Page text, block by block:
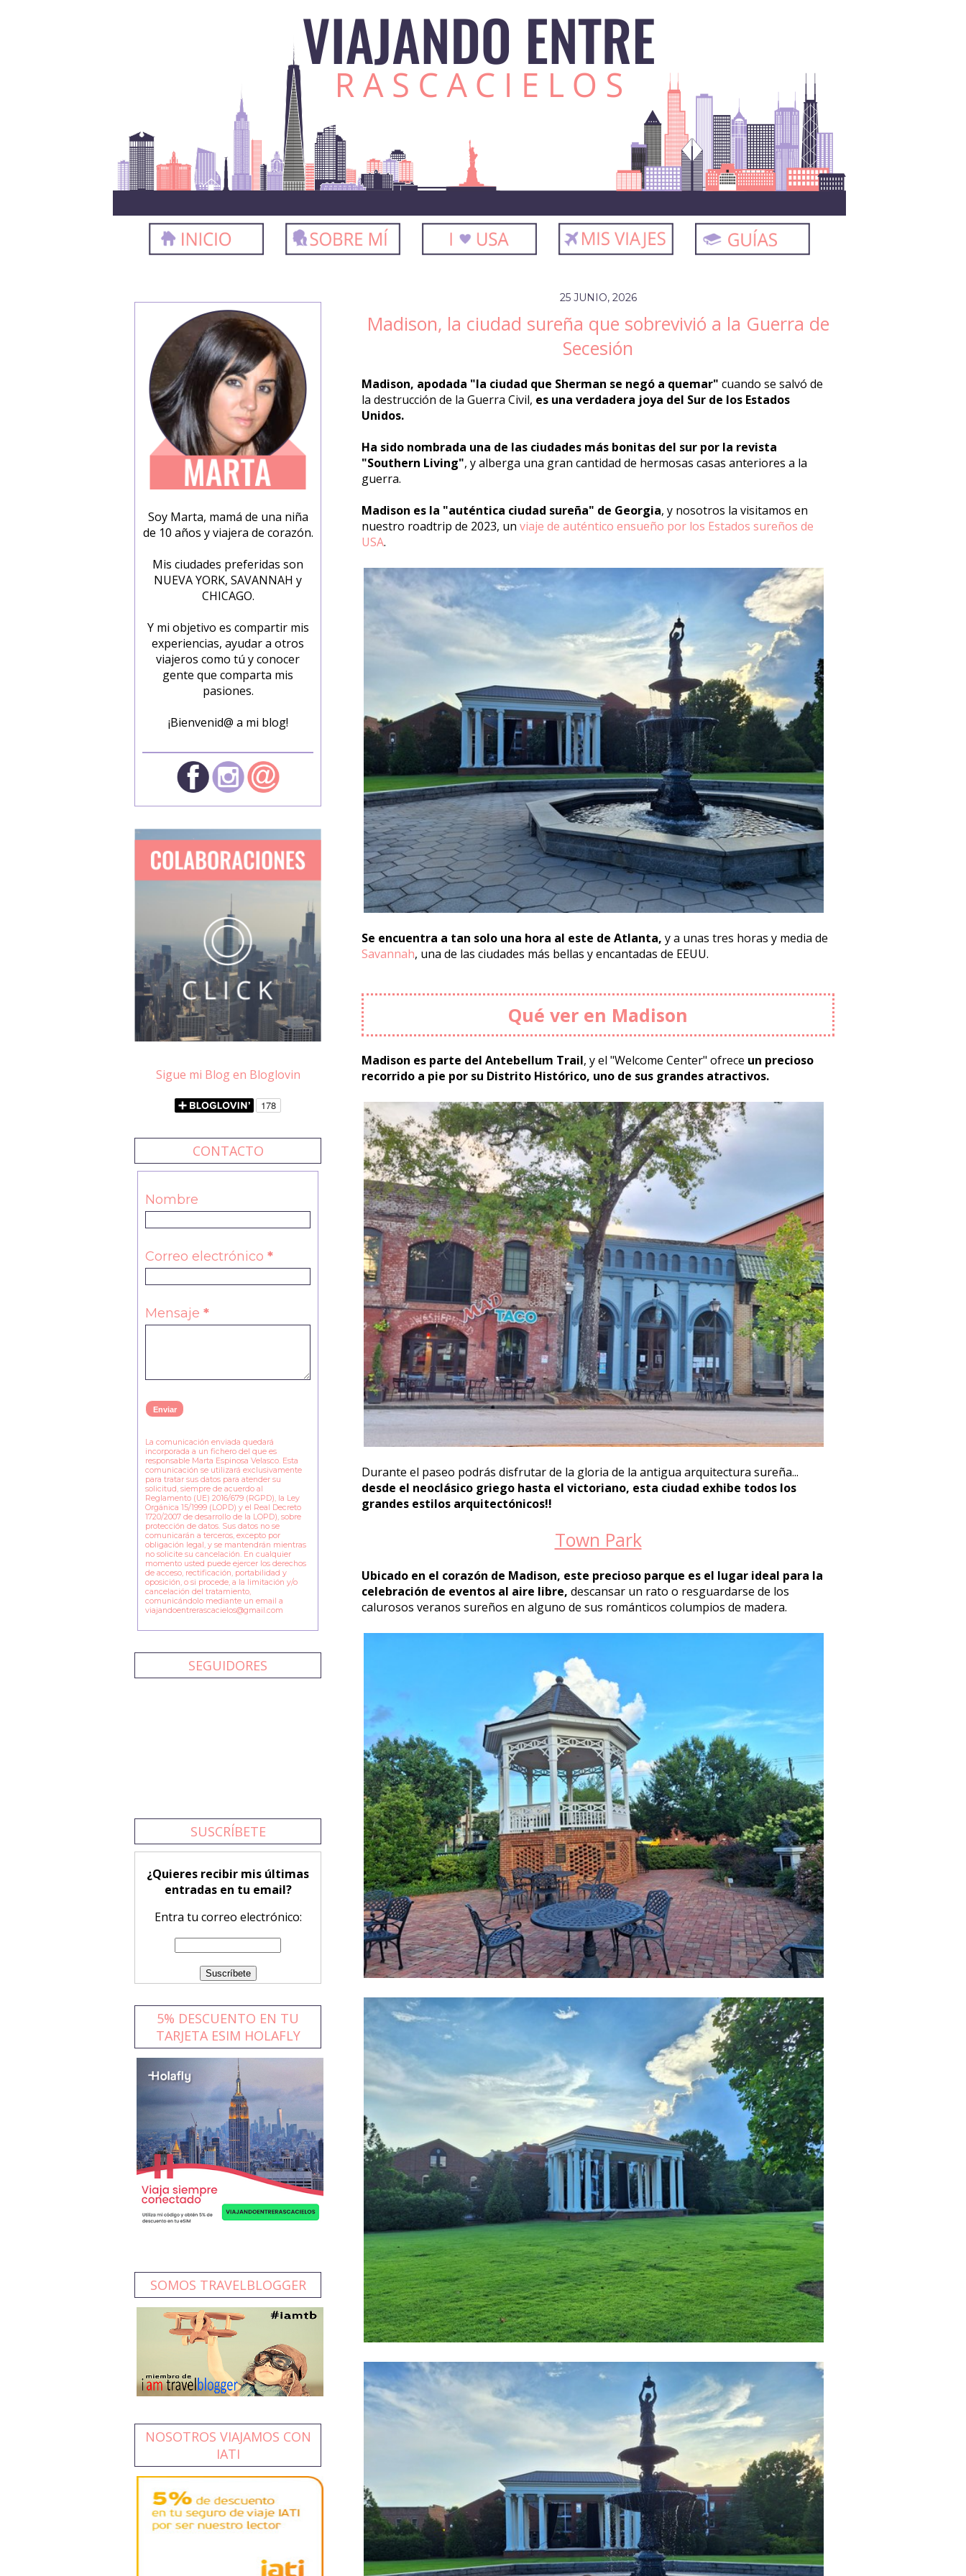
25 JUNIO, 2026
Madison, la ciudad sureña que sobrevivió a la Guerra de
Secesión
Madison, apodada "la ciudad que Sherman se negó a quemar" cuando se salvó de
la destrucción de la Guerra Civil, es una verdadera joya del Sur de los Estados
Unidos.
Ha sido nombrada una de las ciudades más bonitas del sur por la revista
"Southern Living", y alberga una gran cantidad de hermosas casas anteriores a la
guerra.
Madison es la "auténtica ciudad sureña" de Georgia, y nosotros la visitamos en
nuestro roadtrip de 2023, un viaje de auténtico ensueño por los Estados sureños de
USA.
Se encuentra a tan solo una hora al este de Atlanta, y a unas tres horas y media de
Savannah, una de las ciudades más bellas y encantadas de EEUU.
Qué ver en Madison
Madison es parte del Antebellum Trail, y el "Welcome Center" ofrece un precioso
recorrido a pie por su Distrito Histórico, uno de sus grandes atractivos.
Durante el paseo podrás disfrutar de la gloria de la antigua arquitectura sureña...
desde el neoclásico griego hasta el victoriano, esta ciudad exhibe todos los
grandes estilos arquitectónicos!!
Town Park
Ubicado en el corazón de Madison, este precioso parque es el lugar ideal para la
celebración de eventos al aire libre, descansar un rato o resguardarse de los
calurosos veranos sureños en alguno de sus románticos columpios de madera.
Soy Marta, mamá de una niña
de 10 años y viajera de corazón.
Mis ciudades preferidas son
NUEVA YORK, SAVANNAH y
CHICAGO.
Y mi objetivo es compartir mis
experiencias, ayudar a otros
viajeros como tú y conocer
gente que comparta mis
pasiones.
¡Bienvenid@ a mi blog!
Sigue mi Blog en Bloglovin
CONTACTO
Nombre
Correo electrónico *
Mensaje *
La comunicación enviada quedará
incorporada a un fichero del que es
responsable Marta Espinosa Velasco. Esta
comunicación se utilizará exclusivamente
para tratar sus datos para atender su
solicitud, siempre de acuerdo al
Reglamento (UE) 2016/679 (RGPD), la Ley
Orgánica 15/1999 (LOPD) y el Real Decreto
1720/2007 de desarrollo de la LOPD), sobre
protección de datos. Sus datos no se
comunicarán a terceros, excepto por
obligación legal, y se mantendrán mientras
no solicite su cancelación. En cualquier
momento usted puede ejercer los derechos
de acceso, rectificación, portabilidad y
oposición, o si procede, a la limitación y/o
cancelación del tratamiento,
comunicándolo mediante un email a
viajandoentrerascacielos@gmail.com
SEGUIDORES
SUSCRÍBETE
¿Quieres recibir mis últimas
entradas en tu email?
Entra tu correo electrónico:
5% DESCUENTO EN TU
TARJETA ESIM HOLAFLY
SOMOS TRAVELBLOGGER
NOSOTROS VIAJAMOS CON
IATI